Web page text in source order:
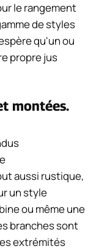
le rangement
de styles
qu'un ou
propre jus
montées.
aussi rustique,
un style
ou même une
branches sont
extrémités